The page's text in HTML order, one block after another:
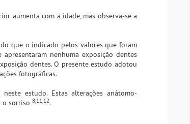
aumenta com a idade, mas observa-se a
que o indicado pelos valores que foram
nenhuma exposição dentes
dentes. O presente estudo adotou
fotográficas.
estudo. Estas alterações anátomo-
o sorriso 8,11,12.